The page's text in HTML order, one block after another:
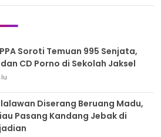
Soroti Temuan 995 Senjata,
CD Porno di Sekolah Jaksel
Diserang Beruang Madu,
Pasang Kandang Jebak di